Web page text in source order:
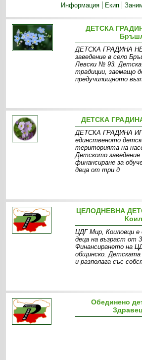
Информация
Екип
ДЕТСКА
ДЕТСКА ГРАДИНА
заведение в село
Левски № 93. Детска
традиции, заемащо
предучилищното
ДЕТСКА
ДЕТСКА ГРАДИНА
единственото
територията на
Детското заведение
финансиране за
деца от три д
ЦЕЛОДНЕВНА
ЦДГ Мир, Коиловци е
деца на възраст от
Финансирането на
общинско. Детската
и разполага със
Обединено